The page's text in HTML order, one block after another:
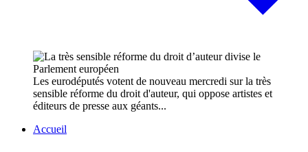
Les eurodéputés votent de nouveau mercredi sur la très
sensible réforme du droit d'auteur, qui oppose artistes et
éditeurs de presse aux géants...
Accueil